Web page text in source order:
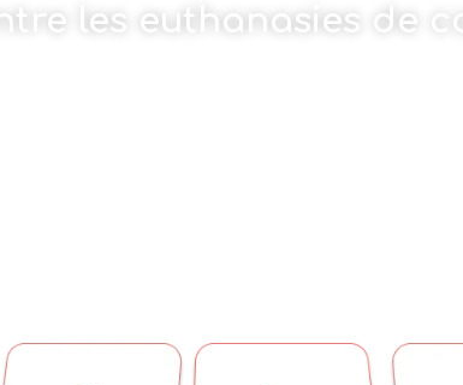
les euthanasies de